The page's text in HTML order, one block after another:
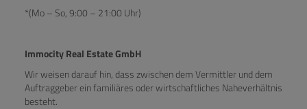
*(Mo – So, 9:00 – 21:00 Uhr)
Immocity Real Estate GmbH
Wir weisen darauf hin, dass zwischen dem Vermittler und dem
Auftraggeber ein familiäres oder wirtschaftliches Naheverhältnis
besteht.